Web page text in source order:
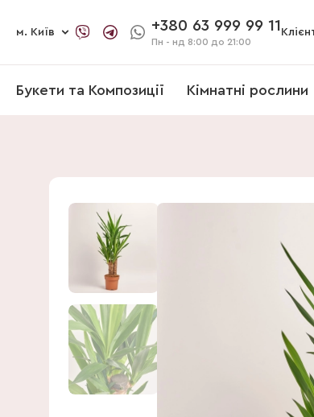
м. Київ +380 63 999 99 11
Пн - нд 8:00 до 21:00
Букети та Композиції Кімнатні рослини